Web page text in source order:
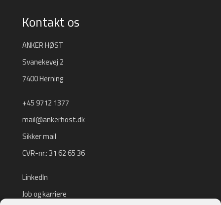
Kontakt os
ANKER HØST
Svanekevej 2
7400 Herning
+45 9712 1377
mail@ankerhost.dk
Sikker mail
CVR-nr.: 31 62 65 36
LinkedIn
Job og karriere